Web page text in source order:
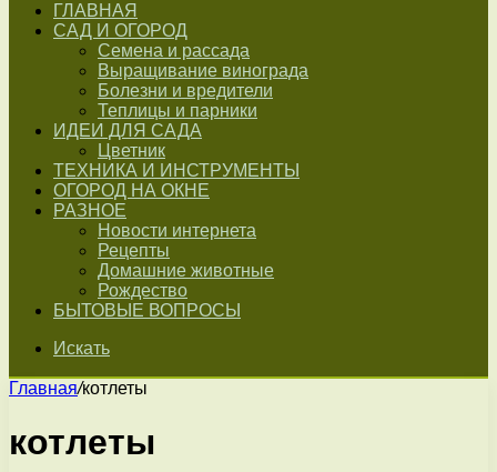
ГЛАВНАЯ
САД И ОГОРОД
Семена и рассада
Выращивание винограда
Болезни и вредители
Теплицы и парники
ИДЕИ ДЛЯ САДА
Цветник
ТЕХНИКА И ИНСТРУМЕНТЫ
ОГОРОД НА ОКНЕ
РАЗНОЕ
Новости интернета
Рецепты
Домашние животные
Рождество
БЫТОВЫЕ ВОПРОСЫ
Искать
Главная/котлеты
котлеты